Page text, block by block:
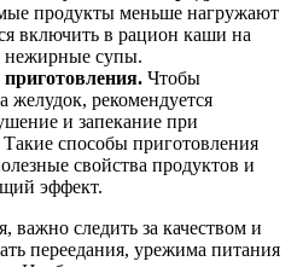
продукты меньше нагружают
включить в рацион каши на
нежирные супы.
Чтобы
желудок, рекомендуется
и запекание при
способы приготовления
свойства продуктов и
эффект.
следить за качеством и
переедания, урежима питания